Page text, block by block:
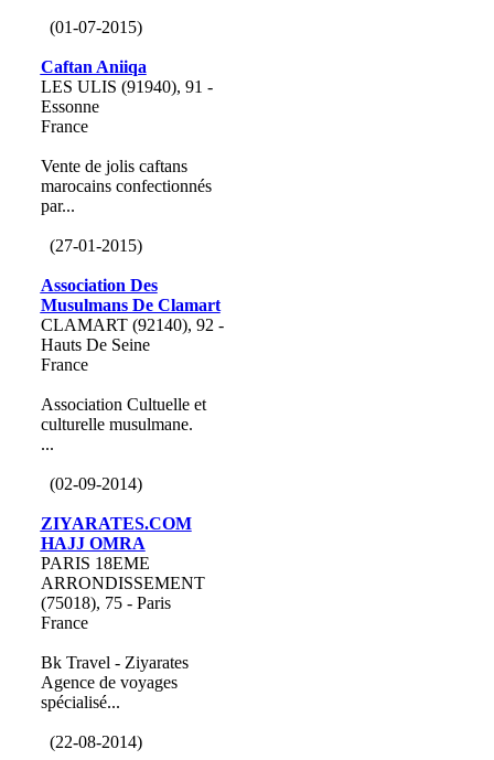
(01-07-2015)
Caftan Aniiqa
LES ULIS (91940), 91 -
Essonne
France
Vente de jolis caftans
marocains confectionnés
par...
(27-01-2015)
Association Des
Musulmans De Clamart
CLAMART (92140), 92 -
Hauts De Seine
France
Association Cultuelle et
culturelle musulmane.
...
(02-09-2014)
ZIYARATES.COM
HAJJ OMRA
PARIS 18EME
ARRONDISSEMENT
(75018), 75 - Paris
France
Bk Travel - Ziyarates
Agence de voyages
spécialisé...
(22-08-2014)